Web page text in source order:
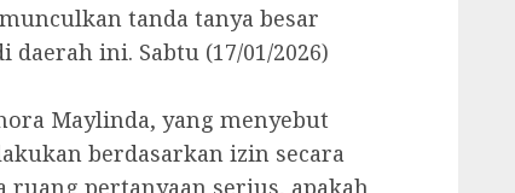
tanda tanya besar
ini. Sabtu (17/01/2026)
Maylinda, yang menyebut
berdasarkan izin secara
pertanyaan serius, apakah